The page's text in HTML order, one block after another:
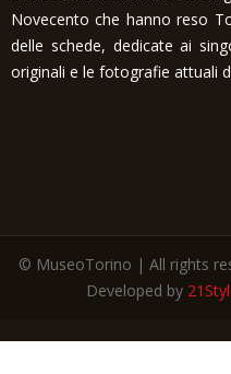
Novecento che hanno reso
delle schede, dedicate ai
originali e le fotografie attuali
© MuseoTorino | All rights
Developed by